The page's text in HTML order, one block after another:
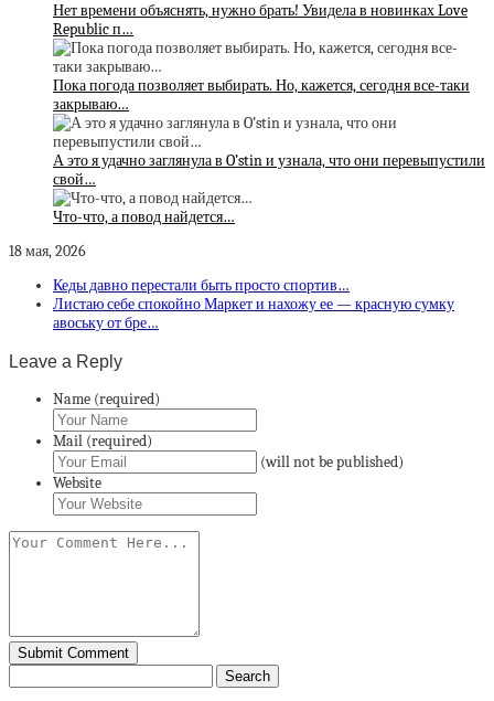
Нет времени объяснять, нужно брать! Увидела в новинках Love
Republic п…
Пока погода позволяет выбирать. Но, кажется, сегодня все-таки
закрываю…
А это я удачно заглянула в O’stin и узнала, что они перевыпустили
свой…
Что-что, а повод найдется…
18 мая, 2026
Кеды давно перестали быть просто спортив…
Листаю себе спокойно Маркет и нахожу ее — красную сумку
авоську от бре…
Leave a Reply
Name (required)
Mail (required)
(will not be published)
Website